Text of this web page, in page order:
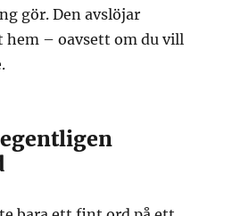
gör. Den avslöjar
hem – oavsett om du vill